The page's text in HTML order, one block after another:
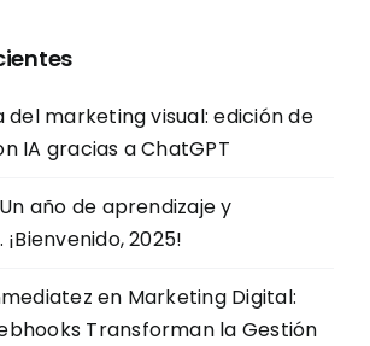
del marketing visual: edición de
IA gracias a ChatGPT
año de aprendizaje y
2025!
en Marketing Digital:
Transforman la Gestión